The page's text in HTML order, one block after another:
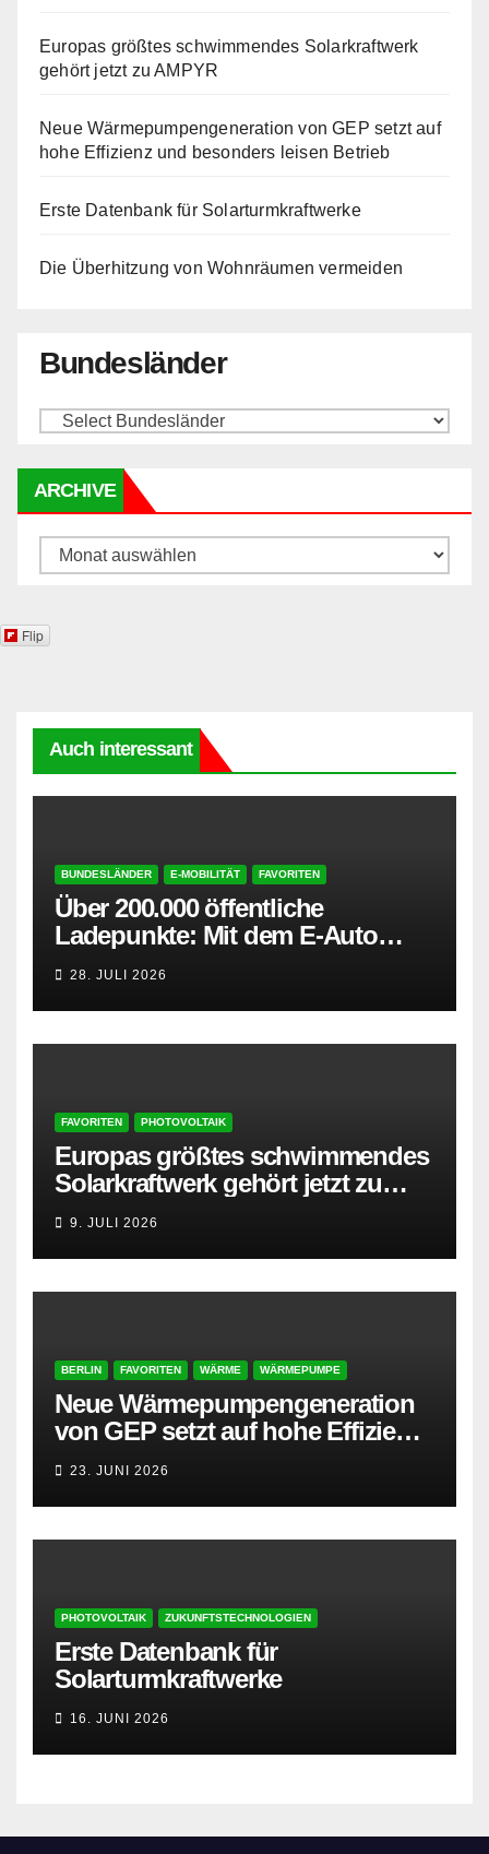
Europas größtes schwimmendes Solarkraftwerk
gehört jetzt zu AMPYR
Neue Wärmepumpengeneration von GEP setzt auf
hohe Effizienz und besonders leisen Betrieb
Erste Datenbank für Solarturmkraftwerke
Die Überhitzung von Wohnräumen vermeiden
Bundesländer
ARCHIVE
Archive
Flip
Auch interessant
BUNDESLÄNDER E-MOBILITÄT FAVORITEN
Über 200.000 öffentliche
Ladepunkte: Mit dem E-Auto
entspannt in den Sommerurlaub
28. JULI 2026
FAVORITEN PHOTOVOLTAIK
Europas größtes schwimmendes
Solarkraftwerk gehört jetzt zu
AMPYR
9. JULI 2026
BERLIN FAVORITEN WÄRME WÄRMEPUMPE
Neue Wärmepumpengeneration
von GEP setzt auf hohe Effizienz
und besonders leisen Betrieb
23. JUNI 2026
PHOTOVOLTAIK ZUKUNFTSTECHNOLOGIEN
Erste Datenbank für
Solarturmkraftwerke
16. JUNI 2026